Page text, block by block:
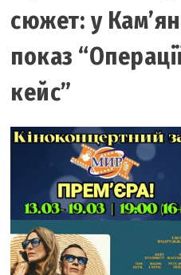
сюжет: у
показ
кейс”